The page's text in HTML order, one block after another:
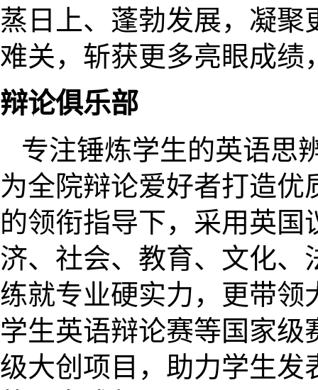
蒸日上、蓬勃发展，凝
难关，斩获更多亮眼成
辩论俱乐部
专注锤炼学生的英语思
为全院辩论爱好者打造
的领衔指导下，采用英国
济、社会、教育、文化、
练就专业硬实力，更带领
学生英语辩论赛等国家
级大创项目，助力学生发